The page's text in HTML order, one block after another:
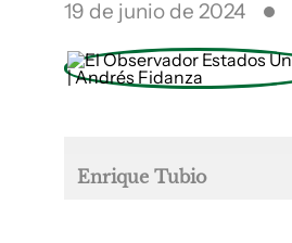
19 de junio de 2024
Enrique Tubio